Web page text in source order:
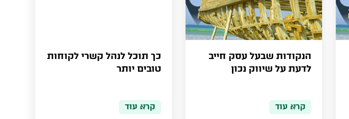
הנקודות שבעל עסק חייב
לדעת על שיווק נכון
קרא עוד
כך תוכל לנהל קשרי לקוחות
טובים יותר
קרא עוד